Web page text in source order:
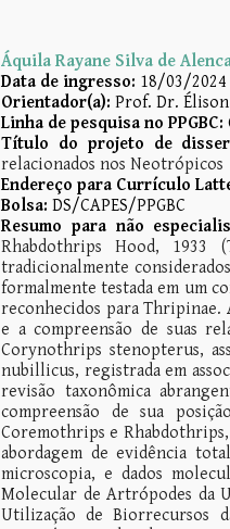
Áquila Rayane Silva de
Data de ingresso: 18/03/2024
Orientador(a): Prof. Dr.
Linha de pesquisa no PPGBC:
Título do projeto de
relacionados nos Neotrópicos
Endereço para Currículo
Bolsa: DS/CAPES/PPGBC
Resumo para não
Rhabdothrips Hood, 1933
tradicionalmente
formalmente testada em um
reconhecidos para Thripinae.
e a compreensão de suas
Corynothrips stenopterus,
nubillicus, registrada em
revisão taxonômica
compreensão de sua
Coremothrips e
abordagem de evidência
microscopia, e dados
Molecular de Artrópodes da
Utilização de Biorrecursos